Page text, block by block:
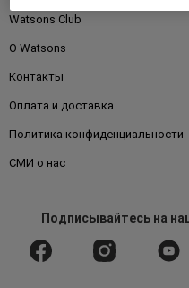
Watsons Club
О Watsons
Контакты
Оплата и доставка
Политика конфиденциальности
СМИ о нас
Подписывайтесьна